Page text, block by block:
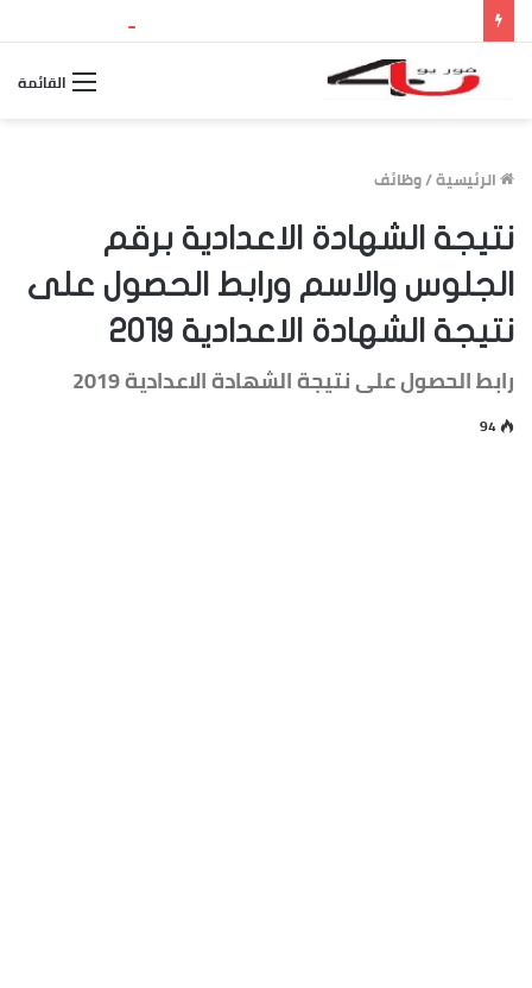
القائمة
الرئيسية/وظائف
نتيجة الشهادة الاعدادية برقم
الجلوس والاسم ورابط الحصول على
نتيجة الشهادة الاعدادية 2019
رابط الحصول على نتيجة الشهادة الاعدادية 2019
94